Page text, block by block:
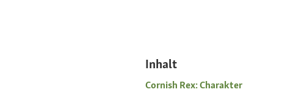
Inhalt
Cornish Rex: Charakter